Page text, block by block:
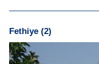
Fethiye (2)